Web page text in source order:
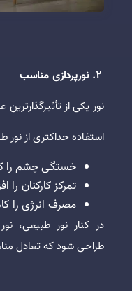
2. نورپردازی مناسب
نور یکی از
استفاده حداکثری از نور
خستگی چشم را
تمرکز کارکنان
مصرف انرژی را
در کنار نور طبیعی،
طراحی شود که تعادل